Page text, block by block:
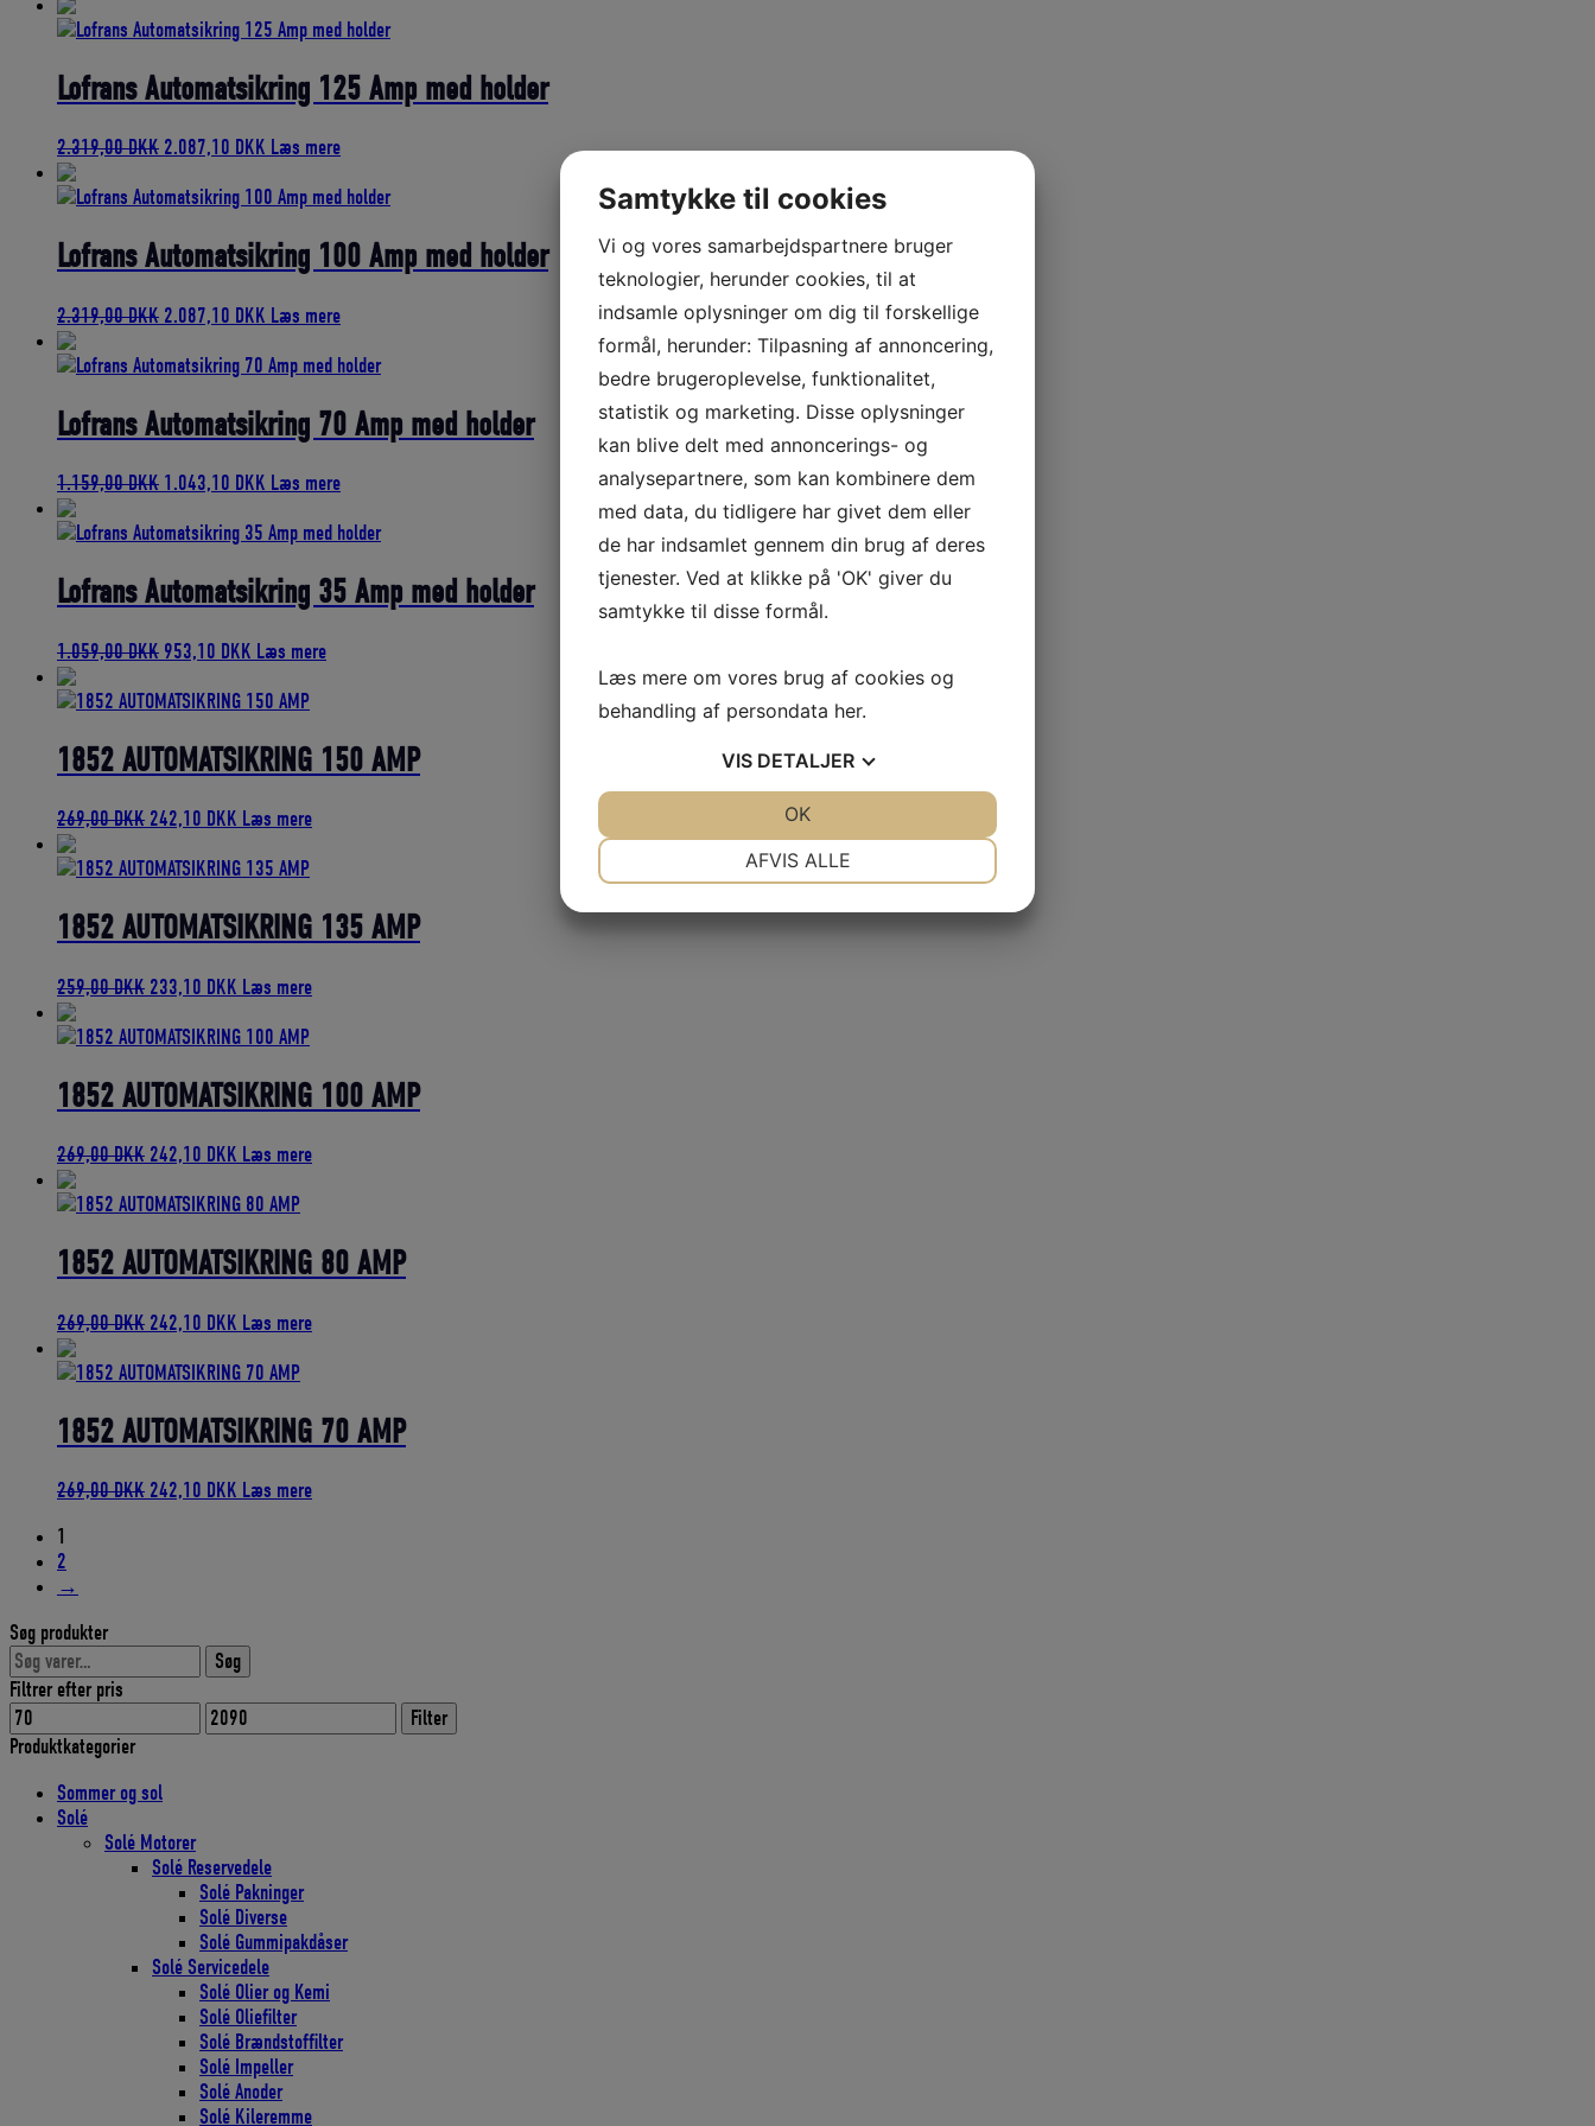
pris
969,00 DKK.
pris
872,10 DKK.
Lofrans Automatsikring 125 Amp med holder
2.319,00DKK Den
pris
2.319,00 DKK.
2.087,10 DKK Den
pris
2.087,10 DKK.
Læs mere
Lofrans Automatsikring 100 Amp med holder
2.319,00DKK Den
pris
2.319,00 DKK.
2.087,10 DKK Den
pris
2.087,10 DKK.
Læs mere
Lofrans Automatsikring 70 Amp med holder
1.159,00DKK Den
pris
1.159,00 DKK.
1.043,10 DKK Den
pris
1.043,10 DKK.
Læs mere
Lofrans Automatsikring 35 Amp med holder
1.059,00DKK Den
pris
1.059,00 DKK.
953,10 DKK Den
pris
953,10 DKK.
Læs mere
1852 AUTOMATSIKRING 150 AMP
269,00DKK Den
pris
269,00 DKK.
242,10 DKK Den
pris
242,10 DKK.
Læs mere
1852 AUTOMATSIKRING 135 AMP
259,00DKK Den
pris
259,00 DKK.
233,10 DKK Den
pris
233,10 DKK.
Læs mere
1852 AUTOMATSIKRING 100 AMP
269,00DKK Den
pris
269,00 DKK.
242,10 DKK Den
pris
242,10 DKK.
Læs mere
1852 AUTOMATSIKRING 80 AMP
269,00DKK Den
pris
269,00 DKK.
242,10 DKK Den
pris
242,10 DKK.
Læs mere
1852 AUTOMATSIKRING 70 AMP
269,00DKK Den
242,10 DKK Den
Læs mere
1
2
→
Søg produkter
Søg
efter:
Søg
Filtrer efter pris
Mindste
pris
Højeste
pris
Filter
Produktkategorier
Sommer og sol
Solé
Solé Motorer
Solé Reservedele
Solé Pakninger
Solé Diverse
Solé Gummipakdåser
Solé Servicedele
Solé Olier og Kemi
Solé Oliefilter
Solé Brændstoffilter
Solé Impeller
Solé Anoder
Solé Kileremme
Samtykke til cookies
Vi og vores samarbejdspartnere bruger
teknologier, herunder cookies, til at
indsamle oplysninger om dig til forskellige
formål, herunder: Tilpasning af annoncering,
bedre brugeroplevelse, funktionalitet,
statistik og marketing. Disse oplysninger
kan blive delt med annoncerings- og
analysepartnere, som kan kombinere dem
med data, du tidligere har givet dem eller
de har indsamlet gennem din brug af deres
tjenester. Ved at klikke på 'OK' giver du
samtykke til disse formål.
Læs mere om vores brug af cookies og
behandling af persondata her.
VIS DETALJER
AFVIS ALLE
OK